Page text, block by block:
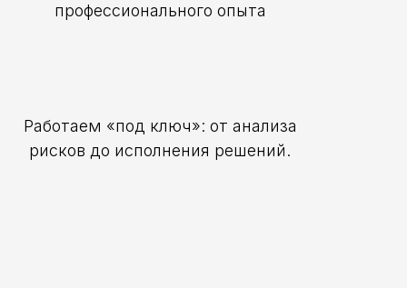
профессионального опыта
Работаем «под ключ»: от анализа
рисков до исполнения решений.